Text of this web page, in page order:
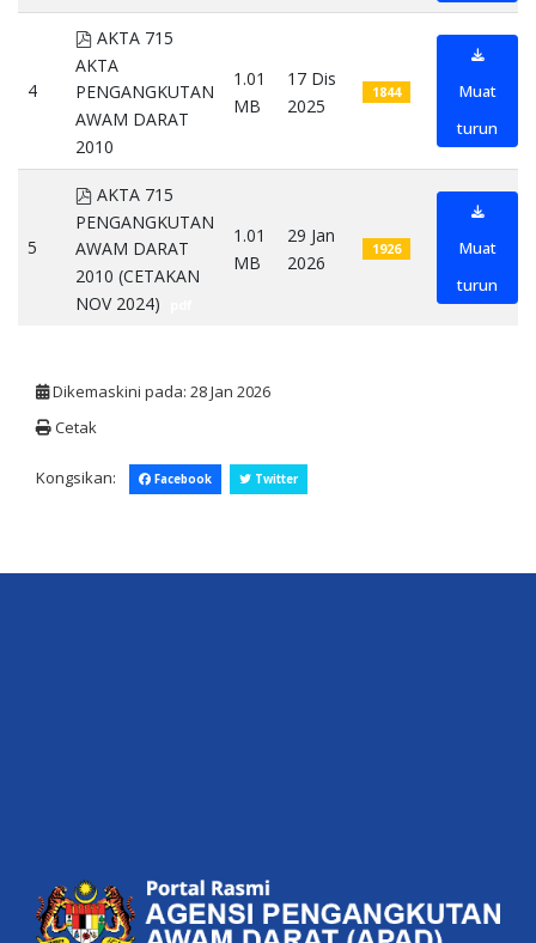
4
pdf
AKTA 715
AKTA
PENGANGKUTAN
AWAM DARAT
2010
1.01
MB
17 Dis
2025
1844
Muat
turun
5
pdf
AKTA 715
PENGANGKUTAN
AWAM DARAT
2010 (CETAKAN
NOV 2024)
1.01
MB
29 Jan
2026
1926
Muat
turun
Dikemaskini pada: 28 Jan 2026
Cetak
Kongsikan: Facebook Twitter